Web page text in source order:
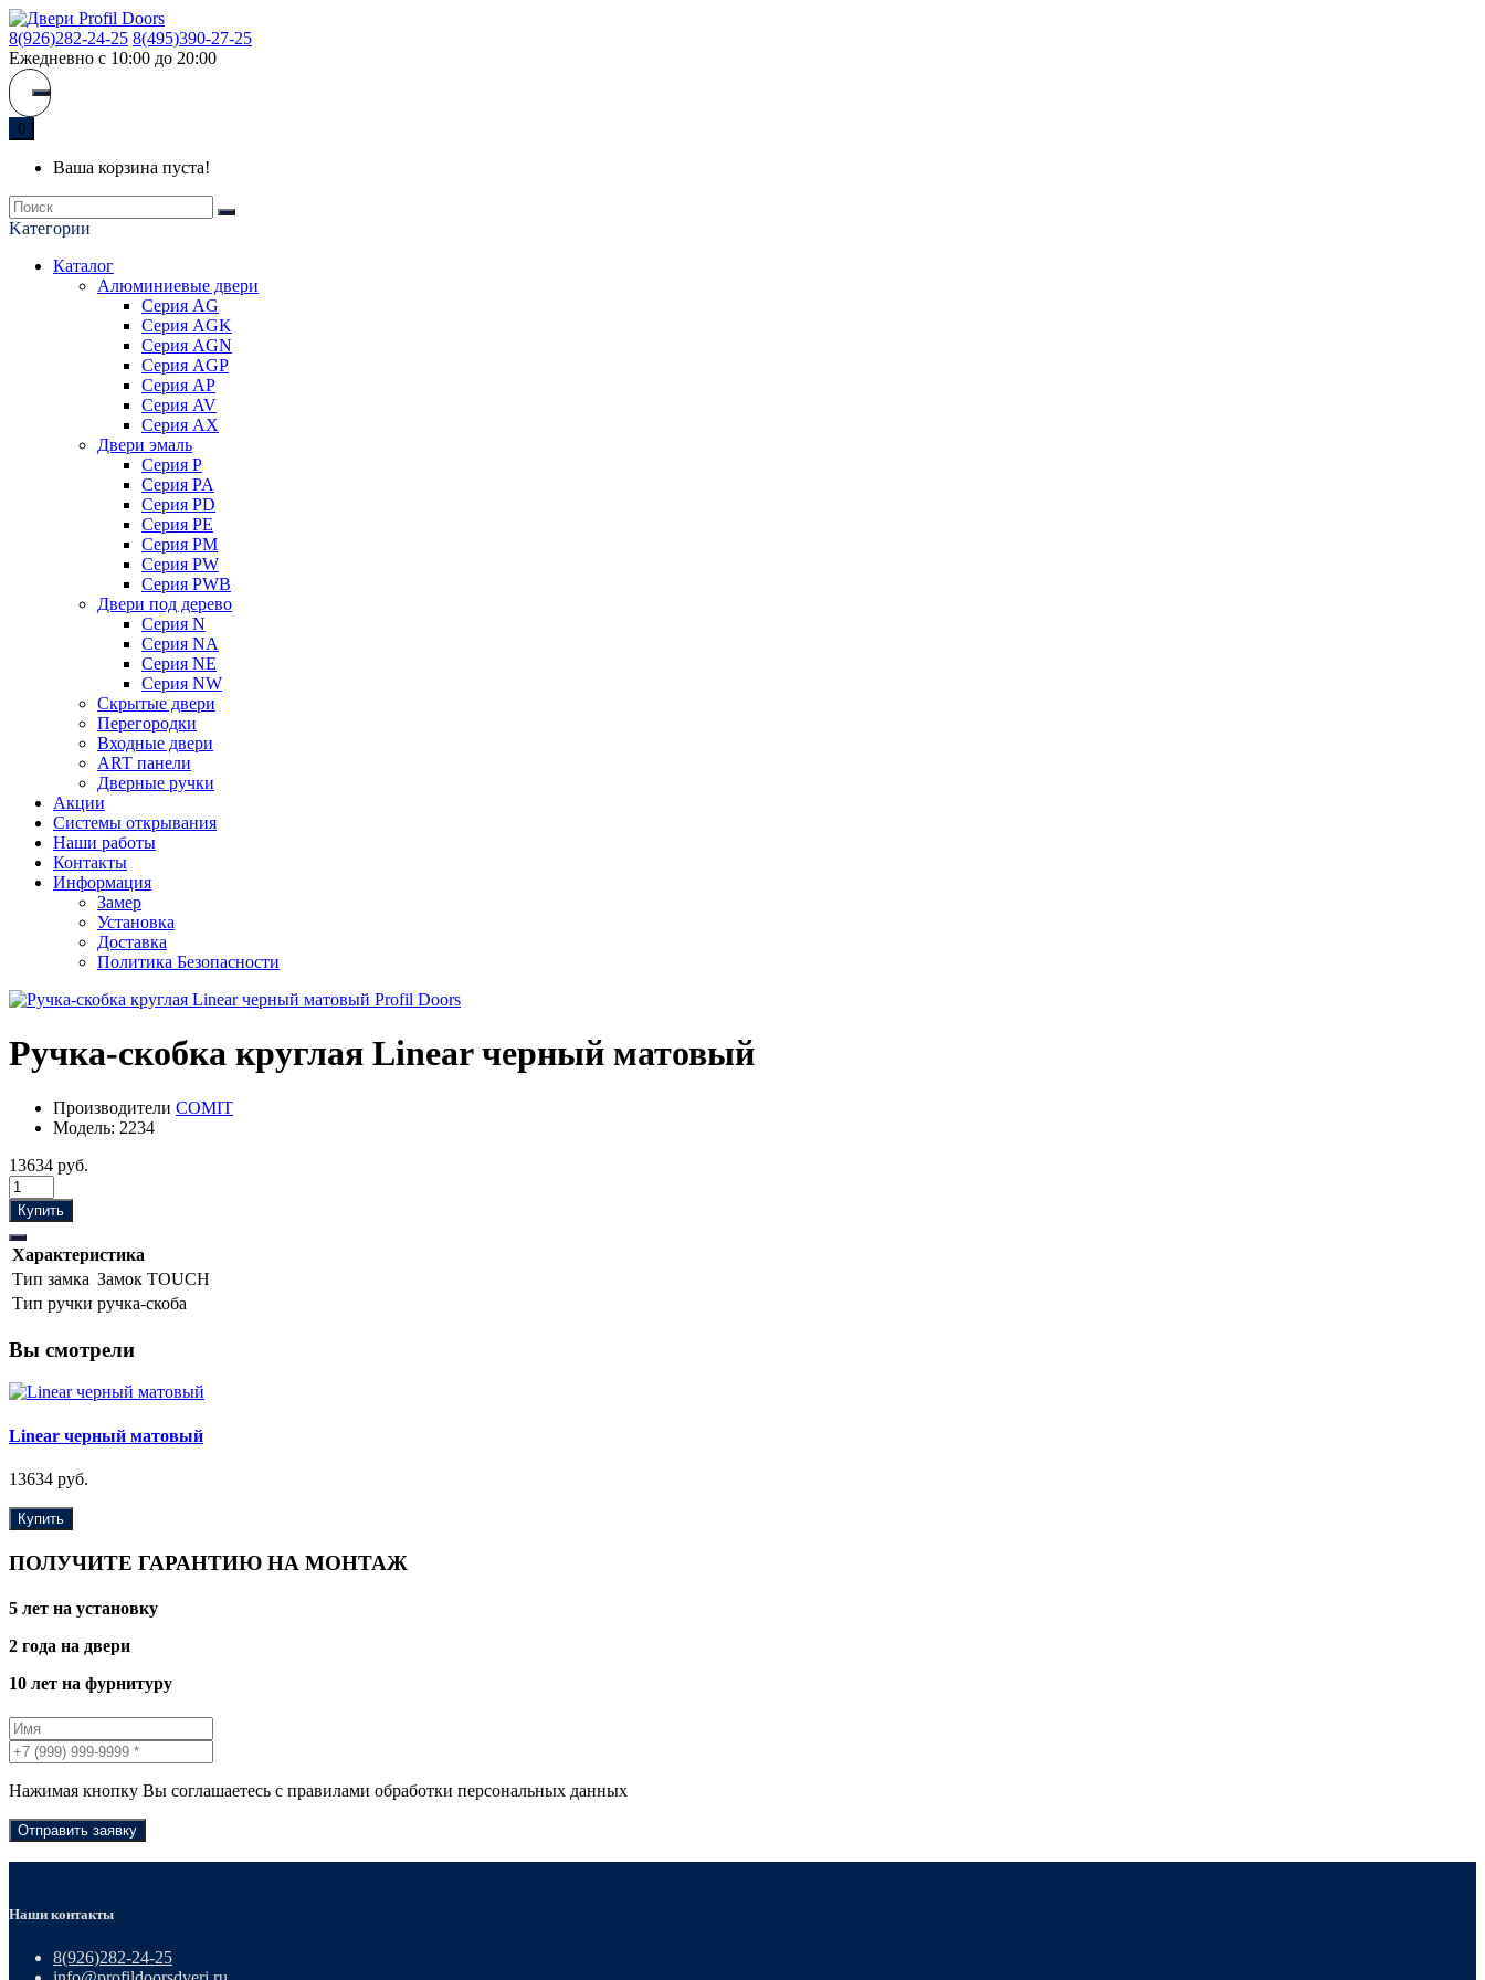
8(926)282-24-25 8(495)390-27-25
Ежедневно с 10:00 до 20:00
0
Ваша корзина пуста!
Kатегории
Каталог
Алюминиевые двери
Серия AG
Серия AGK
Серия AGN
Серия AGP
Серия AP
Серия AV
Серия AX
Двери эмаль
Серия P
Серия PA
Серия PD
Серия PE
Серия PM
Серия PW
Серия PWB
Двери под дерево
Серия N
Серия NA
Серия NE
Серия NW
Скрытые двери
Перегородки
Входные двери
ART панели
Дверные ручки
Акции
Системы открывания
Наши работы
Контакты
Информация
Замер
Установка
Доставка
Политика Безопасности
Ручка-скобка круглая Linear черный матовый
Производители COMIT
Модель: 2234
13634 руб.
Купить
Характеристика
Тип замка Замок TOUCH
Тип ручки ручка-скоба
Вы смотрели
Linear черный матовый
13634 руб.
Купить
ПОЛУЧИТЕ ГАРАНТИЮ НА МОНТАЖ
5 лет на установку
2 года на двери
10 лет на фурнитуру
Нажимая кнопку Вы соглашаетесь с правилами обработки персональных данных
Отправить заявку
Наши контакты
8(926)282-24-25